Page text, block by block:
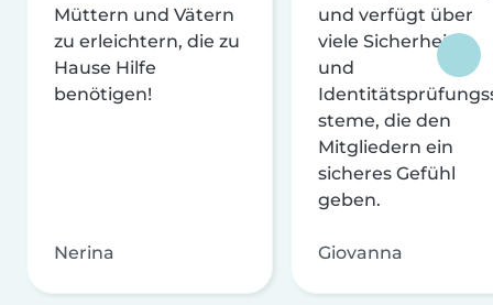
Müttern und Vätern
zu erleichtern, die zu
Hause Hilfe
benötigen!
Nerina
und verfügt über
viele Sicherheits-
und
steme, die den
Mitgliedern ein
sicheres Gefühl
geben.
Giovanna